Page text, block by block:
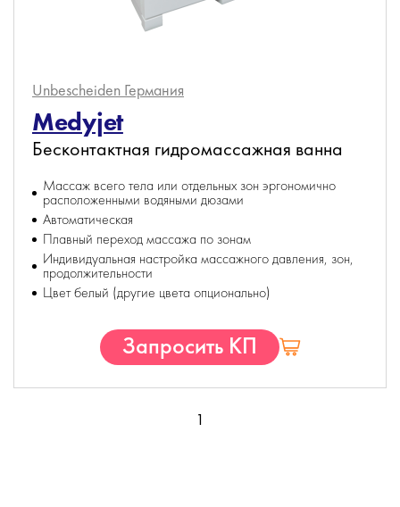
Unbescheiden Германия
Medyjet
Бесконтактная гидромассажная ванна
Массаж всего тела или отдельных зон эргономично
расположенными водяными дюзами
Автоматическая
Плавный переход массажа по зонам
Индивидуальная настройка массажного давления, зон,
продолжительности
Цвет белый (другие цвета опционально)
Запросить КП
1